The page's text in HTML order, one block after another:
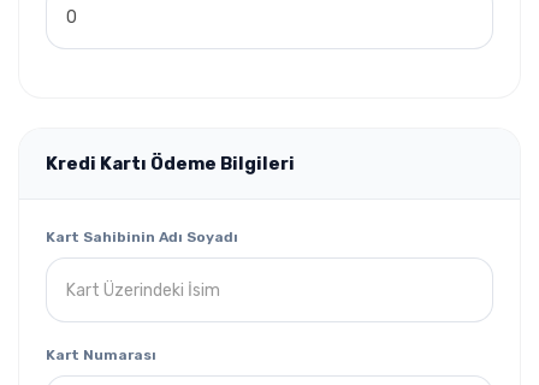
Kredi Kartı Ödeme Bilgileri
Kart Sahibinin Adı Soyadı
Kart Numarası